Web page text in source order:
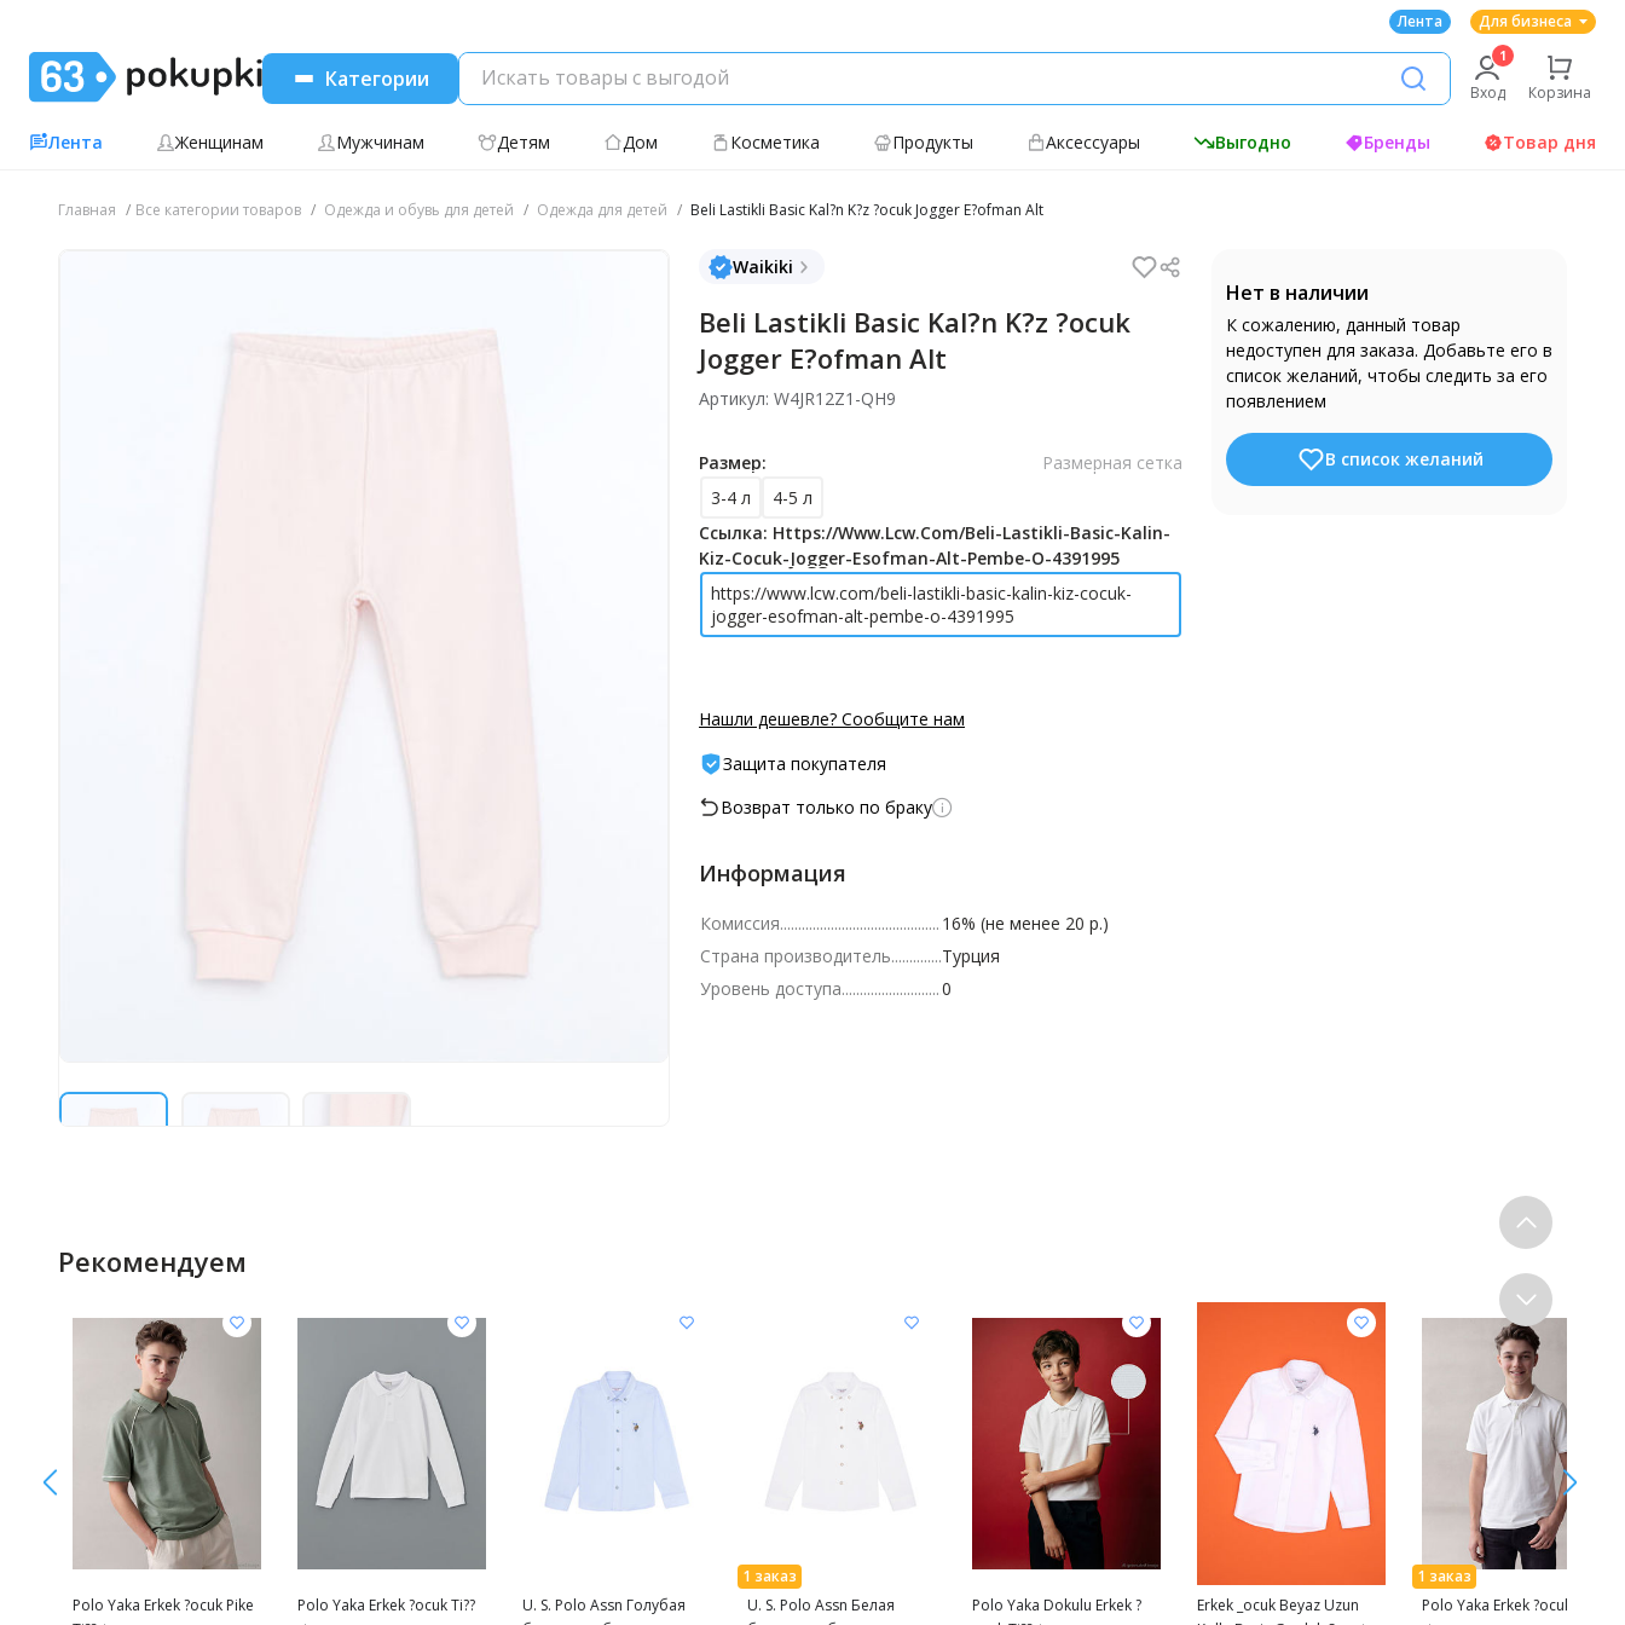
Лента Для бизнеса
Категории
Вход Корзина
Лента Женщинам Мужчинам Детям Дом Косметика Продукты Аксессуары Выгодно Бренды Товар дня
Главная Все категории товаров Одежда и обувь для детей Одежда для детей Beli Lastikli Basic Kal?n K?z ?ocuk Jogger E?ofman Alt
Waikiki
Beli Lastikli Basic Kal?n K?z ?ocuk
Jogger E?ofman Alt
Артикул: W4JR12Z1-QH9
Размер:
Размерная сетка
3-4 л
4-5 л
Ссылка: Https://www.lcw.com/beli-Lastikli-Basic-Kalin-
Kiz-Cocuk-Jogger-Esofman-Alt-Pembe-O-4391995
https://www.lcw.com/beli-lastikli-basic-kalin-kiz-cocuk-
jogger-esofman-alt-pembe-o-4391995
Нет в наличии
К сожалению, данный товар
недоступен для заказа. Добавьте его в
список желаний, чтобы следить за его
появлением
В список желаний
Нашли дешевле? Сообщите нам
Защита покупателя
Возврат только по браку
Информация
Комиссия
16% (не менее 20 р.)
Страна производитель
Турция
Уровень доступа
0
Рекомендуем
Polo Yaka Erkek ?ocuk Pike
Polo Yaka Erkek ?ocuk Ti??
U. S. Polo Assn Голубая
U. S. Polo Assn Белая
Polo Yaka Dokulu Erkek ?
Erkek _ocuk Beyaz Uzun
Polo Yaka Erkek ?ocuk Ti??